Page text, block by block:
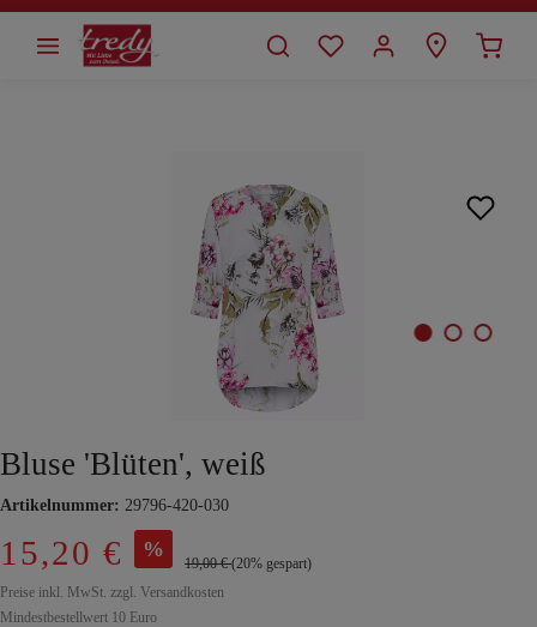
springen
Bluse 'Blüten', weiß
Artikelnummer: 29796-420-030
15,20 € %
19,00 €(20% gespart)
Preise inkl. MwSt. zzgl. Versandkosten
Mindestbestellwert 10 Euro